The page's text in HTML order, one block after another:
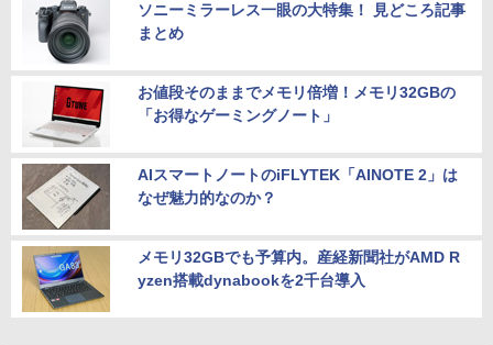
ソニーミラーレス一眼の大特集！ 見どころ記事
まとめ
お値段そのままでメモリ倍増！メモリ32GBの
「お得なゲーミングノート」
AIスマートノートのiFLYTEK「AINOTE 2」は
なぜ魅力的なのか？
メモリ32GBでも予算内。産経新聞社がAMD R
yzen搭載dynabookを2千台導入